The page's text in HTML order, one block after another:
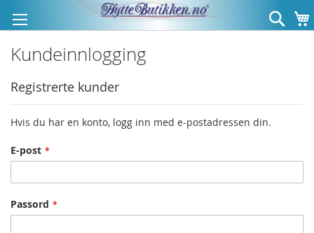
til
innhold
Søk
Kundeinnlogging
Registrerte kunder
Hvis du har en konto, logg inn med e-postadressen din.
E-post
Passord